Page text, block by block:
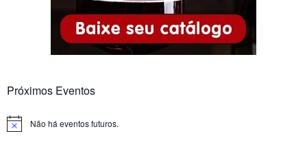
Próximos Eventos
Notice Não há eventos futuros.